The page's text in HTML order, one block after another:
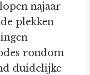
najaar
plekken
rondom
duidelijke